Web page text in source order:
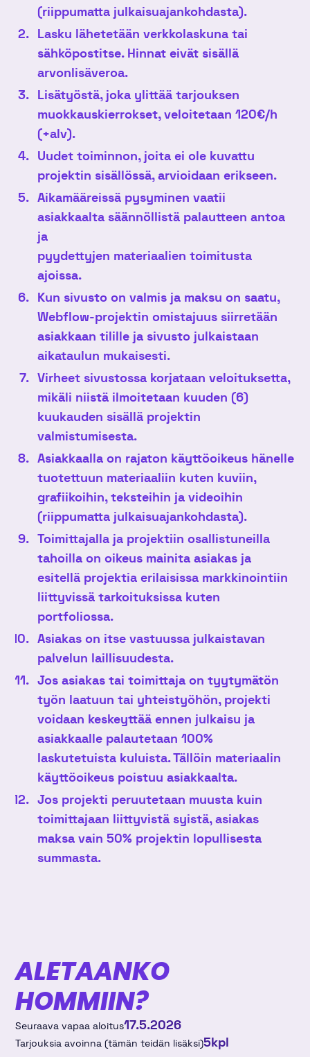
(riippumatta julkaisuajankohdasta).
Lasku lähetetään verkkolaskuna tai
sähköpostitse. Hinnat eivät sisällä
arvonlisäveroa.
Lisätyöstä, joka ylittää tarjouksen
muokkauskierrokset, veloitetaan 120€/h
(+alv).
Uudet toiminnon, joita ei ole kuvattu
projektin sisällössä, arvioidaan erikseen.
Aikamääreissä pysyminen vaatii
asiakkaalta säännöllistä palautteen antoa
ja
pyydettyjen materiaalien toimitusta
ajoissa.
Kun sivusto on valmis ja maksu on saatu,
Webflow-projektin omistajuus siirretään
asiakkaan tilille ja sivusto julkaistaan
aikataulun mukaisesti.
Virheet sivustossa korjataan veloituksetta,
mikäli niistä ilmoitetaan kuuden (6)
kuukauden sisällä projektin
valmistumisesta.
Asiakkaalla on rajaton käyttöoikeus hänelle
tuotettuun materiaaliin kuten kuviin,
grafiikoihin, teksteihin ja videoihin
(riippumatta julkaisuajankohdasta).
Toimittajalla ja projektiin osallistuneilla
tahoilla on oikeus mainita asiakas ja
esitellä projektia erilaisissa markkinointiin
liittyvissä tarkoituksissa kuten
portfoliossa.
Asiakas on itse vastuussa julkaistavan
palvelun laillisuudesta.
Jos asiakas tai toimittaja on tyytymätön
työn laatuun tai yhteistyöhön, projekti
voidaan keskeyttää ennen julkaisu ja
asiakkaalle palautetaan 100%
laskutetuista kuluista.Tällöin materiaalin
käyttöoikeus poistuu asiakkaalta.
Jos projekti peruutetaan muusta kuin
toimittajaan liittyvistä syistä, asiakas
maksa vain 50% projektin lopullisesta
summasta.
ALETAANKO
HOMMIIN?
Seuraava vapaa aloitus17.5.2026
Tarjouksia avoinna (tämän teidän lisäksi)5kpl